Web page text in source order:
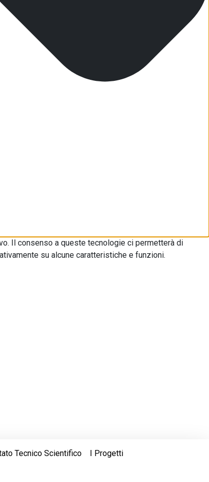
Il consenso a queste tecnologie ci permetterà di
su alcune caratteristiche e funzioni.
Tecnico Scientifico I Progetti